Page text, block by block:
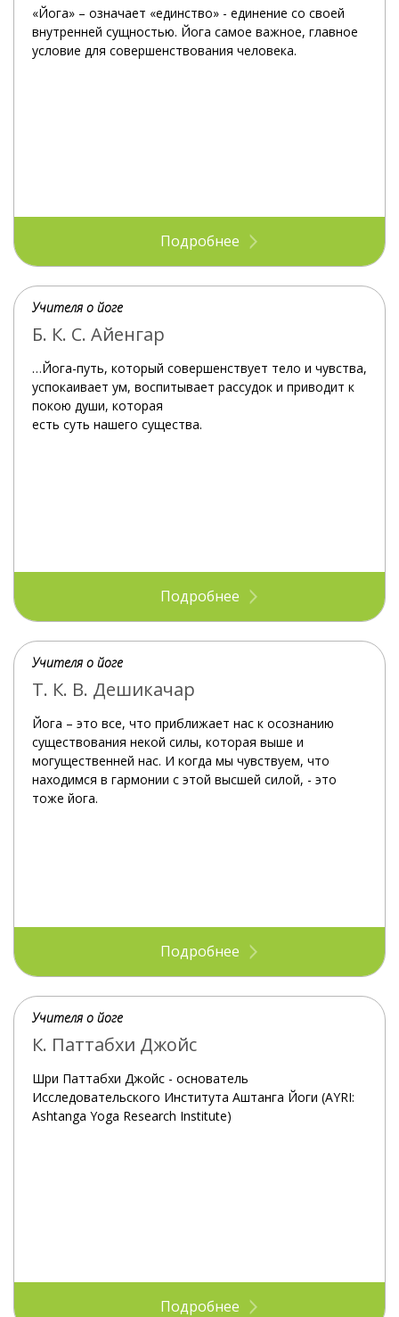
«Йога» – означает «единство» - единение со своей
внутренней сущностью. Йога самое важное, главное
условие для совершенствования человека.
Подробнее
Учителя о йоге
Б. К. С. Айенгар
…Йога-путь, который совершенствует тело и чувства,
успокаивает ум, воспитывает рассудок и приводит к
покою души, которая
есть суть нашего существа.
Подробнее
Учителя о йоге
Т. К. В. Дешикачар
Йога – это все, что приближает нас к осознанию
существования некой силы, которая выше и
могущественней нас. И когда мы чувствуем, что
находимся в гармонии с этой высшей силой, - это
тоже йога.
Подробнее
Учителя о йоге
К. Паттабхи Джойс
Шри Паттабхи Джойс - основатель
Исследовательского Института Аштанга Йоги (AYRI:
Ashtanga Yoga Research Institute)
Подробнее